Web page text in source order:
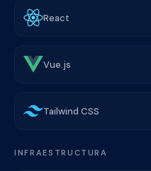
React
Vue.js
Tailwind CSS
INFRAESTRUCTURA